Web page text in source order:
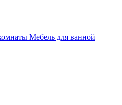
Мебель для ванной